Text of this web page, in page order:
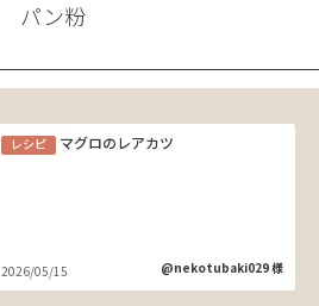
パン粉
レシピ マグロのレアカツ
2026/05/15 @nekotubaki029 様